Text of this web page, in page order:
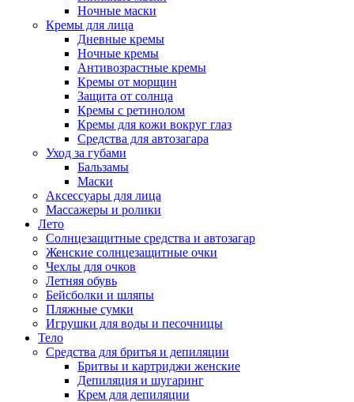
Ночные маски
Кремы для лица
Дневные кремы
Ночные кремы
Антивозрастные кремы
Кремы от морщин
Защита от солнца
Кремы с ретинолом
Кремы для кожи вокруг глаз
Средства для автозагара
Уход за губами
Бальзамы
Маски
Аксессуары для лица
Массажеры и ролики
Лето
Солнцезащитные средства и автозагар
Женские солнцезащитные очки
Чехлы для очков
Летняя обувь
Бейсболки и шляпы
Пляжные сумки
Игрушки для воды и песочницы
Тело
Средства для бритья и депиляции
Бритвы и картриджи женские
Депиляция и шугаринг
Крем для депиляции